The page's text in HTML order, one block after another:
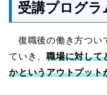
受講プログラ
復職後の働き方つい
ていき、職場に対して
かというアウトプット